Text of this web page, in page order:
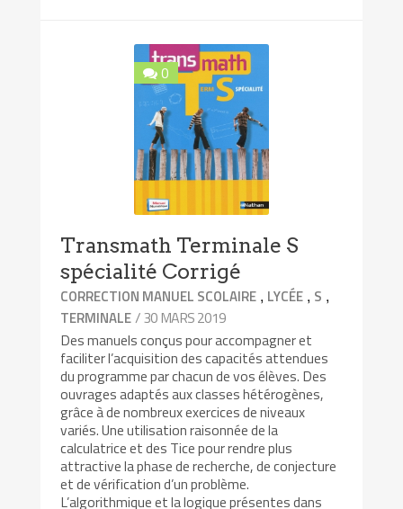
0
Transmath Terminale S
spécialité Corrigé
CORRECTION MANUEL SCOLAIRE , LYCÉE , S ,
TERMINALE/ 30 MARS 2019
Des manuels conçus pour accompagner et
faciliter l’acquisition des capacités attendues
du programme par chacun de vos élèves. Des
ouvrages adaptés aux classes hétérogènes,
grâce à de nombreux exercices de niveaux
variés. Une utilisation raisonnée de la
calculatrice et des Tice pour rendre plus
attractive la phase de recherche, de conjecture
et de vérification d’un problème.
L’algorithmique et la logique présentes dans